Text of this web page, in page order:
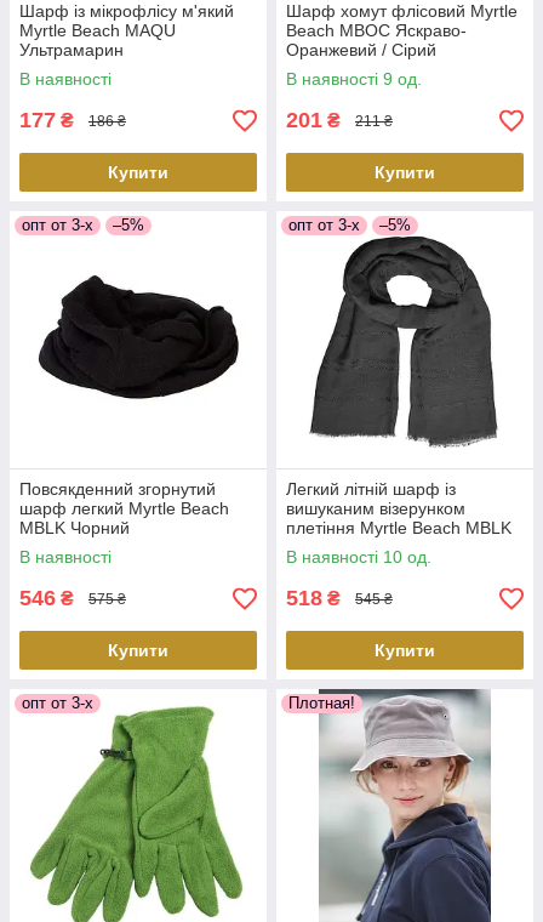
Шарф із мікрофлісу м'який
Myrtle Beach MAQU
Ультрамарин
В наявності
177 ₴ 186 ₴
Купити
Шарф хомут флісовий Myrtle
Beach MBOC Яскраво-
Оранжевий / Сірий
В наявності 9 од.
201 ₴ 211 ₴
Купити
опт от 3-х –5%
Повсякденний згорнутий
шарф легкий Myrtle Beach
MBLK Чорний
В наявності
546 ₴ 575 ₴
Купити
опт от 3-х –5%
Легкий літній шарф із
вишуканим візерунком
плетіння Myrtle Beach MBLK
Чорний
В наявності 10 од.
518 ₴ 545 ₴
Купити
опт от 3-х Плотная!